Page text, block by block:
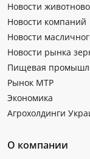
Новости
Новости компаний
Новости
Новости рынка
Пищевая
Рынок МТР
Экономика
Агрохолдинги
О компании